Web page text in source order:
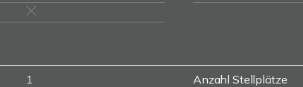
1 Anzahl Stellplätze